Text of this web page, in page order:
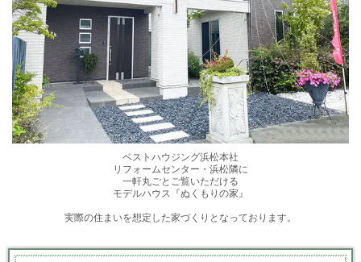
ベストハウジング浜松本社
リフォームセンター・浜松隣に
一軒丸ごとご覧いただける
モデルハウス『ぬくもりの家』
実際の住まいを想定した家づくりとなっております。